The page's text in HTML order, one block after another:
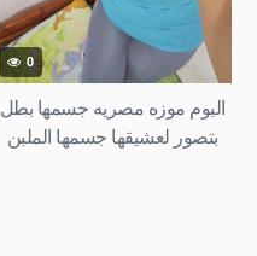
0
البوم موزه مصريه جسمها بطل
بتصور لعشيقها جسمها الملبن